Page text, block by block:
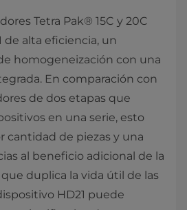
Tetra Pak® 15C y 20C
de alta eficiencia, un
homogeneización con una
En comparación con
de dos etapas que
en una serie, esto
cantidad de piezas y una
al beneficio adicional de la
duplica la vida útil de las
HD21 puede